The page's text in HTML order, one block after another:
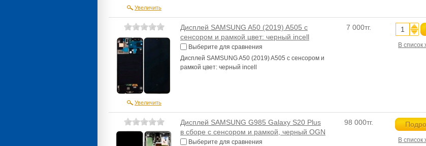
Увеличить
Увеличить
Дисплей SAMSUNG A50 (2019) A505 с
сенсором и рамкой цвет: черный incell
Выберите для сравнения
Дисплей SAMSUNG A50 (2019) A505 с сенсором и
рамкой цвет: черный incell
7 000тг.
В список
Дисплей SAMSUNG G985 Galaxy S20 Plus
в сборе с сенсором и рамкой, черный OGN
Выберите для сравнения
98 000тг.
В список